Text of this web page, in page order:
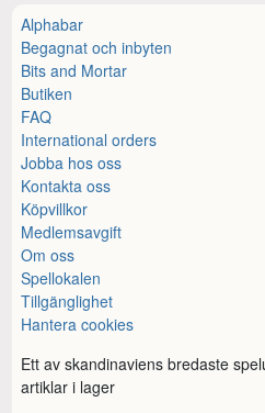
Alphabar
Begagnat och inbyten
Bits and Mortar
Butiken
FAQ
International orders
Jobba hos oss
Kontakta oss
Köpvillkor
Medlemsavgift
Om oss
Spellokalen
Tillgänglighet
Hantera cookies
Ett av skandinaviens bredaste
artiklar i lager